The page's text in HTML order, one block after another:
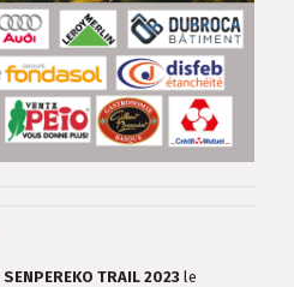
SENPEREKO TRAIL 2023 le